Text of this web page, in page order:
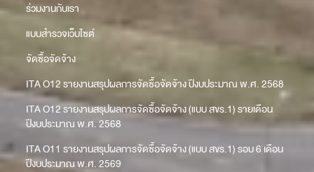
ร่วมงานกับเรา
แบบสำรวจเว็บไซต์
จัดซื้อจัดจ้าง
ITA O12 รายงานสรุปผลการจัดซื้อจัดจ้าง ปีงบประมาณ พ.ศ. 2568
ITA O12 รายงานสรุปผลการจัดซื้อจัดจ้าง (แบบ สขร.1) รายเดือน
ปีงบประมาณ พ.ศ. 2568
ITA O11 รายงานสรุปผลการจัดซื้อจัดจ้าง (แบบ สขร.1) รอบ 6 เดือน
ปีงบประมาณ พ.ศ. 2569